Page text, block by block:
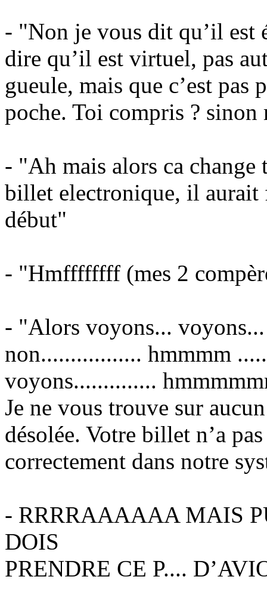
- "Non je vous dit qu’il est
dire qu’il est virtuel, pas
gueule, mais que c’est pas
poche. Toi compris ?
- "Ah mais alors ca change
billet electronique, il aurait
début"
- "Hmffffffff (mes 2
- "Alors voyons...
non................. hmmmm
voyons..............
Je ne vous trouve sur
désolée. Votre billet n’a
correctement dans notre
- RRRRAAAAAA MAIS
DOIS
PRENDRE CE P....